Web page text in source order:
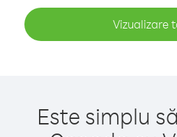
Vizualizare
Este simplu